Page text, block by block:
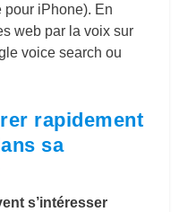
pour iPhone). En
web par la voix sur
voice search ou
rapidement
sa
s’intéresser